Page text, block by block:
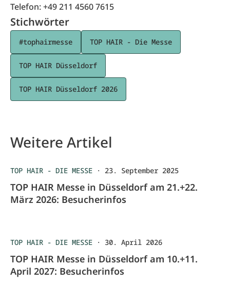
Telefon: +49 211 4560 7615
Stichwörter
#tophairmesse TOP HAIR - Die Messe
TOP HAIR Düsseldorf
TOP HAIR Düsseldorf 2026
Weitere Artikel
TOP HAIR - DIE MESSE · 23. September 2025
TOP HAIR Messe in Düsseldorf am 21.+22.
März 2026: Besucherinfos
TOP HAIR - DIE MESSE · 30. April 2026
TOP HAIR Messe in Düsseldorf am 10.+11.
April 2027: Besucherinfos